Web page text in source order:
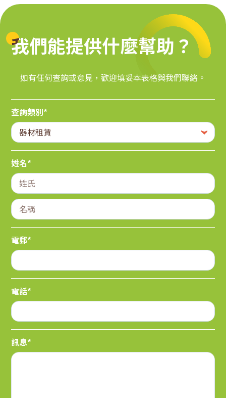
我們能提供什麼幫助？
我們能提供什麼幫助？
如有任何查詢或意見，歡迎填妥本表格與我們聯絡。
查詢類別*
姓名*
電郵*
電話*
訊息*